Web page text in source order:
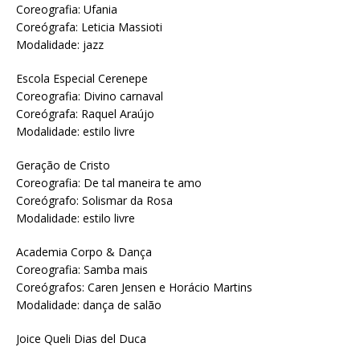
Coreografia: Ufania
Coreógrafa: Leticia Massioti
Modalidade: jazz
Escola Especial Cerenepe
Coreografia: Divino carnaval
Coreógrafa: Raquel Araújo
Modalidade: estilo livre
Geração de Cristo
Coreografia: De tal maneira te amo
Coreógrafo: Solismar da Rosa
Modalidade: estilo livre
Academia Corpo & Dança
Coreografia: Samba mais
Coreógrafos: Caren Jensen e Horácio Martins
Modalidade: dança de salão
Joice Queli Dias del Duca